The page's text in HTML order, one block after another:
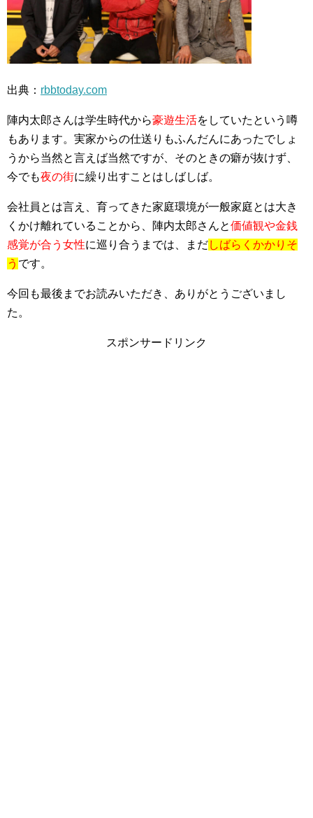
出典： rbbtoday.com
陣内太郎さんは学生時代から豪遊生活をしていたという噂
もあります。実家からの仕送りもふんだんにあったでしょ
うから当然と言えば当然ですが、そのときの癖が抜けず、
今でも夜の街に繰り出すことはしばしば。
会社員とは言え、育ってきた家庭環境が一般家庭とは大き
くかけ離れていることから、陣内太郎さんと価値観や金銭
感覚が合う女性に巡り合うまでは、まだしばらくかかりそ
う です。
今回も最後までお読みいただき、ありがとうございまし
た。
スポンサードリンク